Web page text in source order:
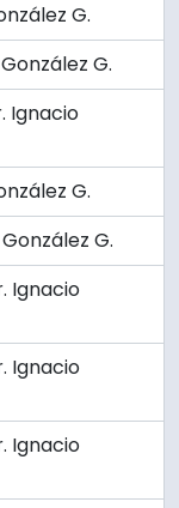
G.
G.
Ignacio
G.
G.
Ignacio
Ignacio
Ignacio